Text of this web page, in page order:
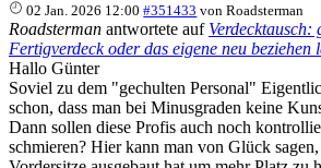
02 Jan. 2026 12:00 #351433 vonRoadsterman
Roadsterman antwortete auf Verdecktausch:
Fertigverdeck oder das eigene neu beziehen
Hallo Günter
Soviel zu dem "gechulten Personal"
schon, dass man bei Minusgraden keine
Dann sollen diese Profis auch noch
schmieren? Hier kann man von Glück